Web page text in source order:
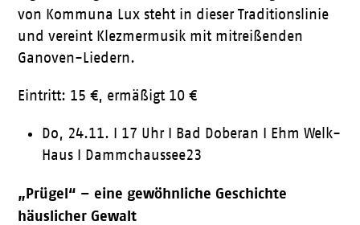
von Kommuna Lux steht in dieser Traditionslinie
und vereint Klezmermusik mit mitreißenden
Ganoven-Liedern.
Eintritt: 15 €, ermäßigt 10 €
Do, 24.11. I 17 Uhr I Bad Doberan I Ehm Welk-
Haus I Dammchaussee23
„Prügel“ – eine gewöhnliche Geschichte
häuslicher Gewalt